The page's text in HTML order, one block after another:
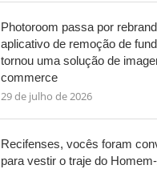
Photoroom passa por
aplicativo de remoção de
tornou uma solução de
commerce
29 de julho de 2026
Recifenses, vocês foram
para vestir o traje do